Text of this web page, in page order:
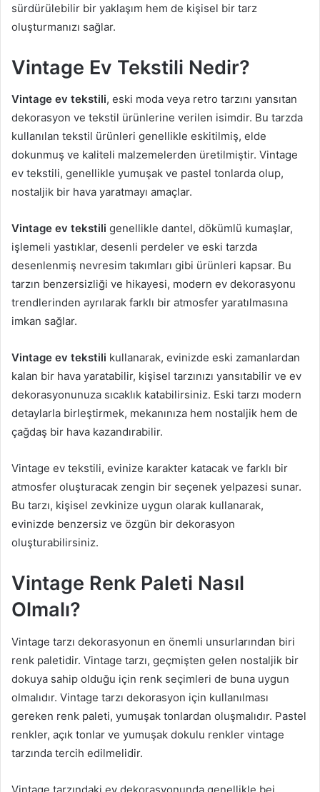
sürdürülebilir bir yaklaşım hem de kişisel bir tarz
oluşturmanızı sağlar.
Vintage Ev Tekstili Nedir?
Vintage ev tekstili, eski moda veya retro tarzını yansıtan
dekorasyon ve tekstil ürünlerine verilen isimdir. Bu tarzda
kullanılan tekstil ürünleri genellikle eskitilmiş, elde
dokunmuş ve kaliteli malzemelerden üretilmiştir. Vintage
ev tekstili, genellikle yumuşak ve pastel tonlarda olup,
nostaljik bir hava yaratmayı amaçlar.
Vintage ev tekstili genellikle dantel, dökümlü kumaşlar,
işlemeli yastıklar, desenli perdeler ve eski tarzda
desenlenmiş nevresim takımları gibi ürünleri kapsar. Bu
tarzın benzersizliği ve hikayesi, modern ev dekorasyonu
trendlerinden ayrılarak farklı bir atmosfer yaratılmasına
imkan sağlar.
Vintage ev tekstili kullanarak, evinizde eski zamanlardan
kalan bir hava yaratabilir, kişisel tarzınızı yansıtabilir ve ev
dekorasyonunuza sıcaklık katabilirsiniz. Eski tarzı modern
detaylarla birleştirmek, mekanınıza hem nostaljik hem de
çağdaş bir hava kazandırabilir.
Vintage ev tekstili, evinize karakter katacak ve farklı bir
atmosfer oluşturacak zengin bir seçenek yelpazesi sunar.
Bu tarzı, kişisel zevkinize uygun olarak kullanarak,
evinizde benzersiz ve özgün bir dekorasyon
oluşturabilirsiniz.
Vintage Renk Paleti Nasıl
Olmalı?
Vintage tarzı dekorasyonun en önemli unsurlarından biri
renk paletidir. Vintage tarzı, geçmişten gelen nostaljik bir
dokuya sahip olduğu için renk seçimleri de buna uygun
olmalıdır. Vintage tarzı dekorasyon için kullanılması
gereken renk paleti, yumuşak tonlardan oluşmalıdır. Pastel
renkler, açık tonlar ve yumuşak dokulu renkler vintage
tarzında tercih edilmelidir.